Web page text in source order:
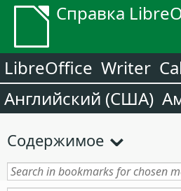
Справка
LibreOffice Writer
Английский (США)
Содержимое